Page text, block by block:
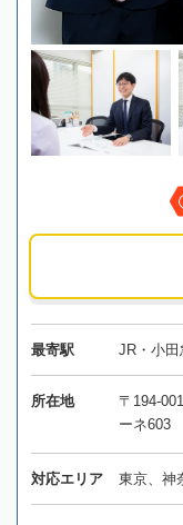
最寄駅 JR・小田
所在地
〒194-
ーネ603
対応エリア 東京、神